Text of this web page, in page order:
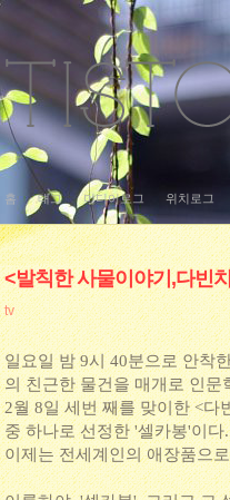
홈 태그 미디어로그 위치로그
<발칙한 사물이야기,다빈
tv
일요일 밤 9시 40분으로 안착
의 친근한 물건을 매개로 인
2월 8일 세번 째를 맞이한 <다
중 하나로 선정한 '셀카봉'이
이제는 전세계인의 애장품으